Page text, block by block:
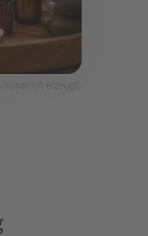
erzeugt)